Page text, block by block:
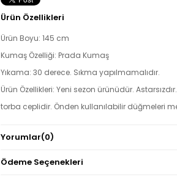
Ürün Özellikleri
Ürün Boyu: 145 cm
Kumaş Özelliği: Prada Kumaş
Yıkama: 30 derece. Sıkma yapılmamalıdır.
Ürün Özellikleri: Yeni sezon ürünüdür.
torba ceplidir. Önden kullanılabilir düğmeleri
olabilir.
Yorumlar(0)
Ödeme Seçenekleri